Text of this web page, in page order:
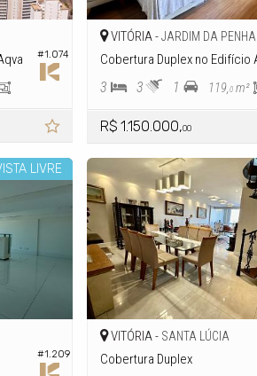
#1.074
VITÓRIA -JARDIM DA PENHA
3 3 1 119,0 m²
R$ 1.150.000,00
LIVRE
#1.209
VITÓRIA - SANTA LÚCIA
Cobertura Duplex